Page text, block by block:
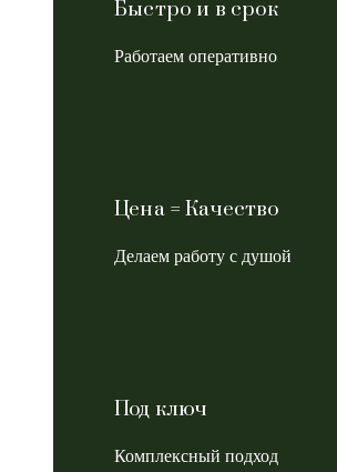
Быстро и в срок
Работаем оперативно
Цена = Качество
Делаем работу с душой
Под ключ
Комплексный подход